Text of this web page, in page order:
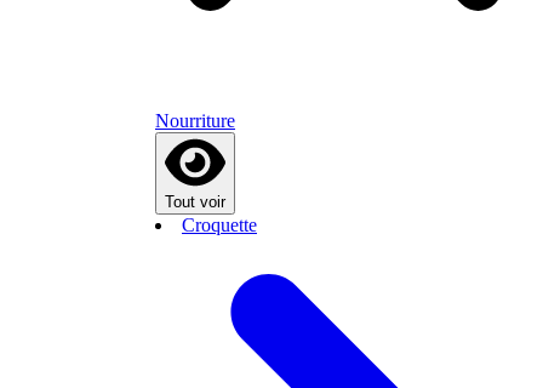
Nourriture
Tout voir
Croquette